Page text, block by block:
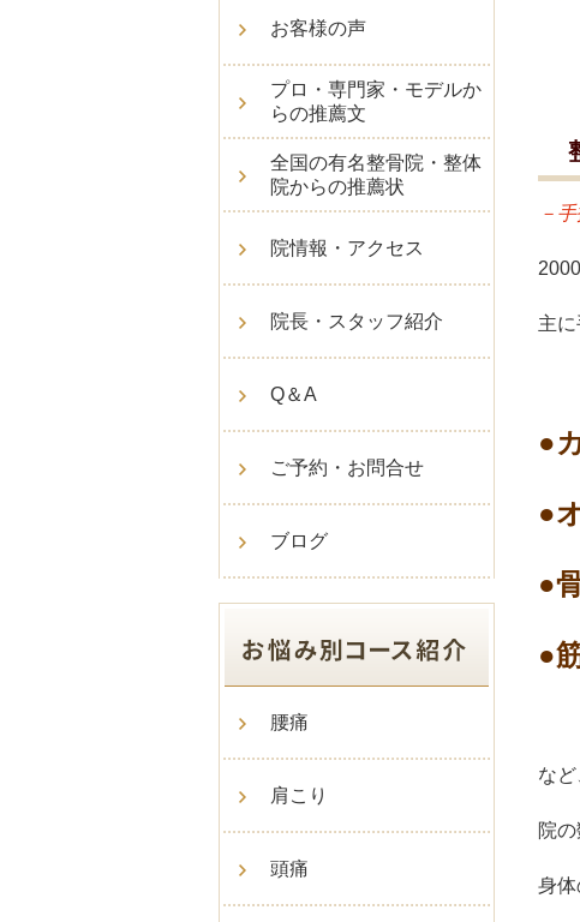
お客様の声
プロ・専門家・モデルか
らの推薦文
全国の有名整骨院・整体
院からの推薦状
院情報・アクセス
院長・スタッフ紹介
Q＆A
ご予約・お問合せ
ブログ
腰痛
肩こり
頭痛
－
主
●
●
●
●
な
院
身体